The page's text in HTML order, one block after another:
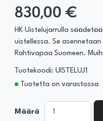
830,00 €
HK Uistelujarrulla
uistellessa. Se
Rahtivapaa Suomeen.
Tuotekoodi: UISTELUJ1
Tuotetta on varastossa
Määrä